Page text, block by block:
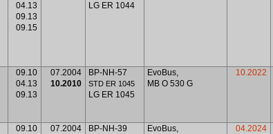
04.13
09.13
09.15
LG ER 1044
09.10
04.13
09.13
07.2004
10.2010
BP-NH-57
STD ER 1045
LG ER 1045
EvoBus,
MB O 530 G
10.2022
09.10
07.2004
BP-NH-39
EvoBus,
04.2024